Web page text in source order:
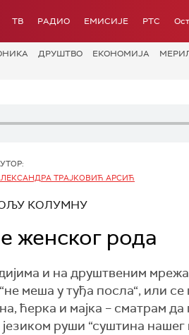
ТВ РАДИО ЕМИСИЈЕ РТС
ДРУШТВО ЕКОНОМИЈА
ТРАЈКОВИЋ АРСИЋ
КОЛУМНУ
женског рода
и на друштвеним
меша у туђа посла“, или
ћерка и мајка – сматрам да
руши “суштина нашег